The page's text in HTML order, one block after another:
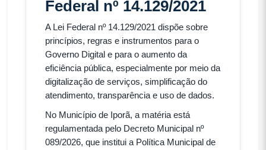
Federal nº 14.129/2021
A Lei Federal nº 14.129/2021 dispõe sobre
princípios, regras e instrumentos para o
Governo Digital e para o aumento da
eficiência pública, especialmente por meio da
digitalização de serviços, simplificação do
atendimento, transparência e uso de dados.
No Município de Iporã, a matéria está
regulamentada pelo Decreto Municipal nº
089/2026, que institui a Política Municipal de